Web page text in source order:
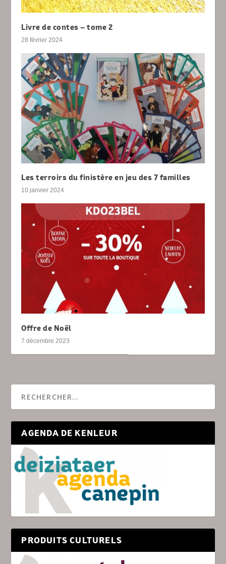
Livre de contes – tome 2
28 février 2024
Les terroirs du finistère en jeu des 7 familles
10 janvier 2024
Offre de Noël
7 décembre 2023
AGENDA DE KENLEUR
PRODUITS CULTURELS